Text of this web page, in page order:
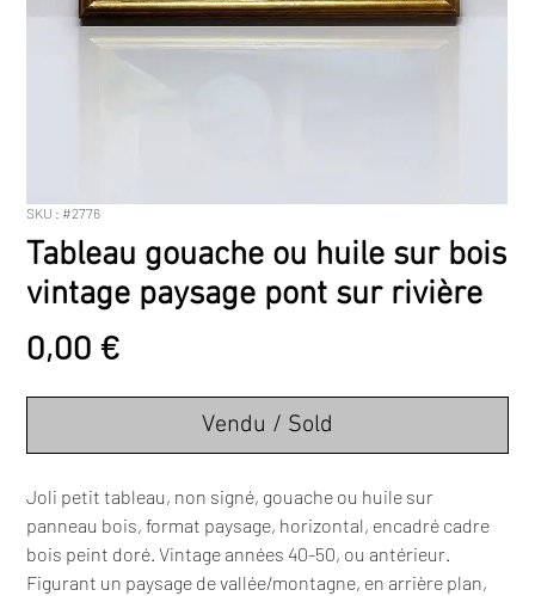
SKU : #2776
Tableau gouache ou huile sur bois
vintage paysage pont sur rivière
0,00 €
Vendu / Sold
Joli petit tableau, non signé, gouache ou huile sur
panneau bois, format paysage, horizontal, encadré cadre
bois peint doré. Vintage années 40-50, ou antérieur.
Figurant un paysage de vallée/montagne, en arrière plan,